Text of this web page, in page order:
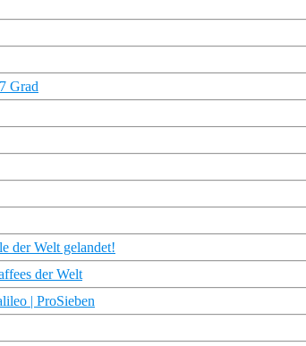
Grad
der Welt gelandet!
der Welt
| ProSieben